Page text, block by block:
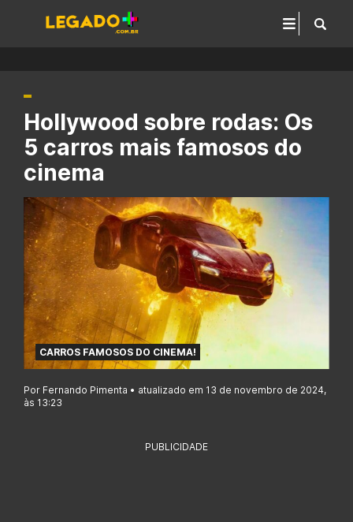
Hollywood sobre rodas: Os
5 carros mais famosos do
cinema
CARROS FAMOSOS DO CINEMA!
Por Fernando Pimenta • atualizado em 13 de novembro de 2024,
às 13:23
PUBLICIDADE